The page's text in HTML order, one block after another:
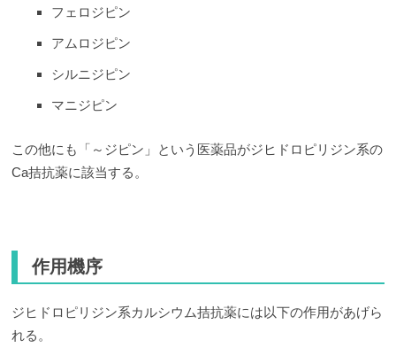
フェロジピン
アムロジピン
シルニジピン
マニジピン
この他にも「～ジピン」という医薬品がジヒドロピリジン系の
Ca拮抗薬に該当する。
作用機序
ジヒドロピリジン系カルシウム拮抗薬には以下の作用があげら
れる。